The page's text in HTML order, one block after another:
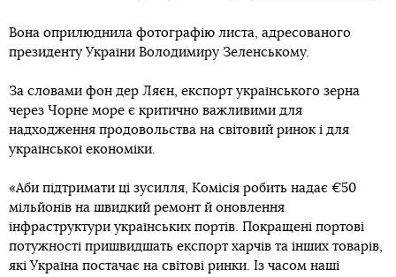
Вона оприлюднила фотографію листа, адресованого
президенту України Володимиру Зеленському.
За словами фон дер Ляєн, експорт українського зерна
через Чорне море є критично важливими для
надходження продовольства на світовий ринок і для
української економіки.
«Аби підтримати ці зусилля, Комісія робить надає €50
мільйонів на швидкий ремонт й оновлення
інфраструктури українських портів. Покращені портові
потужності пришвидшать експорт харчів та інших товарів,
які Україна постачає на світові ринки. Із часом наші